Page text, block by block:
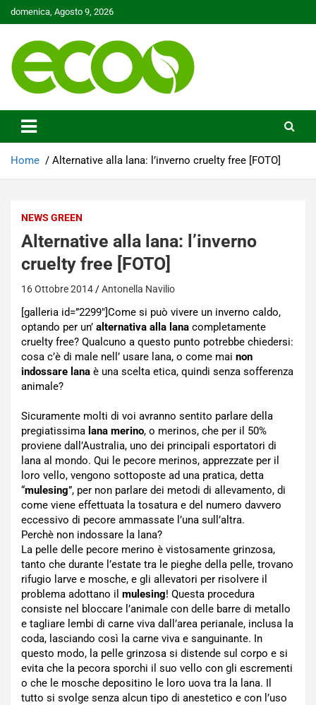
Skip
to
domenica, Agosto 9, 2026
Ecoo.it
Home Alternative alla lana: l’inverno cruelty free [FOTO]
NEWS GREEN
Alternative alla lana: l’inverno
cruelty free [FOTO]
16 Ottobre 2014 Antonella Navilio
[galleria id=”2299″]Come si può vivere un inverno caldo,
optando per un’ alternativa alla lana completamente
cruelty free? Qualcuno a questo punto potrebbe chiedersi:
cosa c’è di male nell’ usare lana, o come mai non
indossare lana è una scelta etica, quindi senza sofferenza
animale?
Sicuramente molti di voi avranno sentito parlare della
pregiatissima lana merino, o merinos, che per il 50%
proviene dall’Australia, uno dei principali esportatori di
lana al mondo. Qui le pecore merinos, apprezzate per il
loro vello, vengono sottoposte ad una pratica, detta
“mulesing”, per non parlare dei metodi di allevamento, di
come viene effettuata la tosatura e del numero davvero
eccessivo di pecore ammassate l’una sull’altra.
Perchè non indossare la lana?
La pelle delle pecore merino è vistosamente grinzosa,
tanto che durante l’estate tra le pieghe della pelle, trovano
rifugio larve e mosche, e gli allevatori per risolvere il
problema adottano il mulesing! Questa procedura
consiste nel bloccare l’animale con delle barre di metallo
e tagliare lembi di carne viva dall’area perianale, inclusa la
coda, lasciando così la carne viva e sanguinante. In
questo modo, la pelle grinzosa si distende sul corpo e si
evita che la pecora sporchi il suo vello con gli escrementi
o che le mosche depositino le loro uova tra la lana. Il
tutto si svolge senza alcun tipo di anestetico e con l’uso